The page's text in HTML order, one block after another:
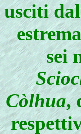
usciti
sei
Còlhua,